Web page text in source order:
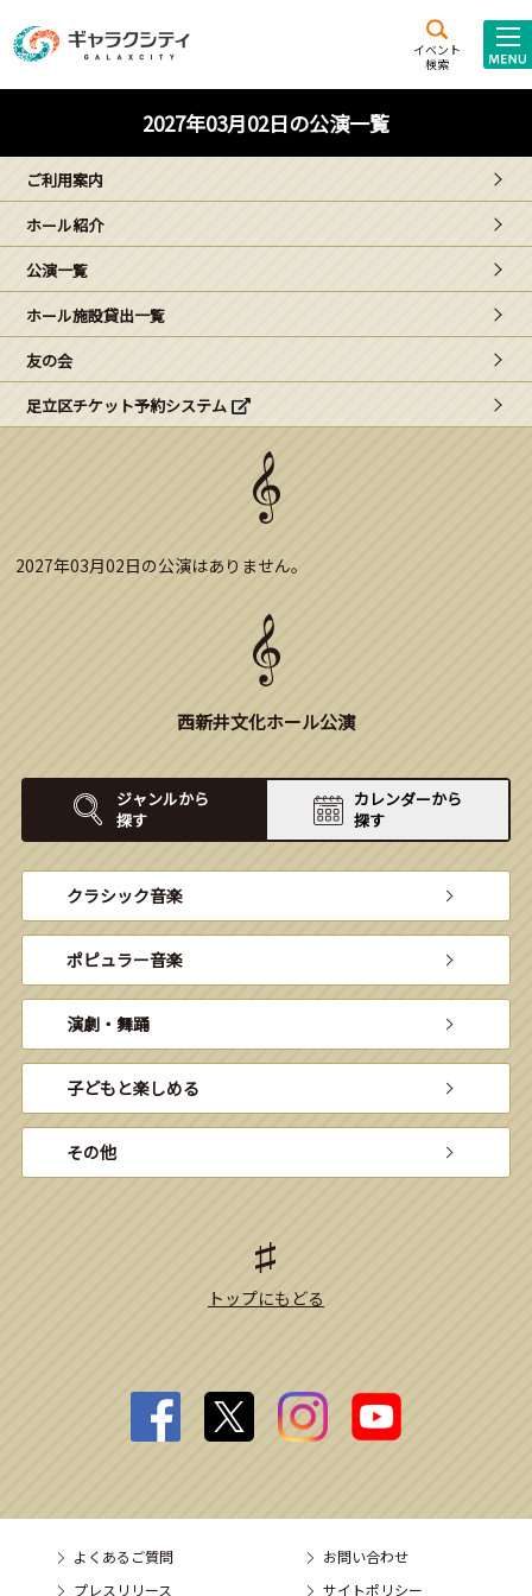
イベント
検索
施設案内
西新井
文化ホール
ギャラクシティとは
こどもみーてぃんぐ
Gがくえん
ブランドからのお知らせ
2027年03月02日の公演一覧
ご利用案内
ホール紹介
公演一覧
ホール施設貸出一覧
友の会
足立区チケット予約システム
2027年03月02日の公演はありません。
西新井文化ホール公演
ジャンルから
探す
カレンダーから
探す
クラシック音楽
ポピュラー音楽
演劇・舞踊
子どもと楽しめる
その他
トップにもどる
よくあるご質問
お問い合わせ
プレスリリース
サイトポリシー